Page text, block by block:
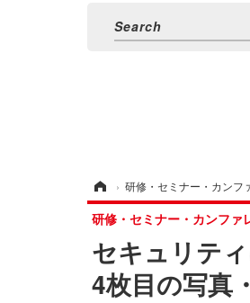
› 研修・セミナー・カンフ
セキュリテ
4枚目の写真
研修・セミナー・カンファ